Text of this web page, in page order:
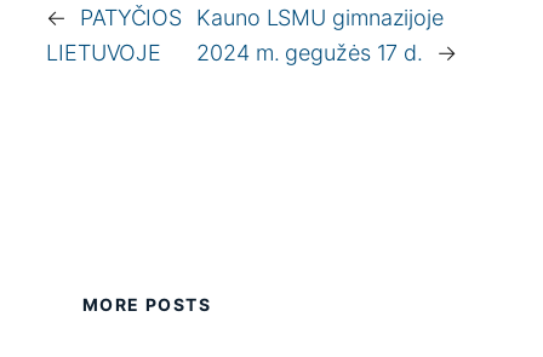
←
PATYČIOS
LIETUVOJE
Kauno LSMU gimnazijoje
2024 m. gegužės 17 d.
→
MORE POSTS